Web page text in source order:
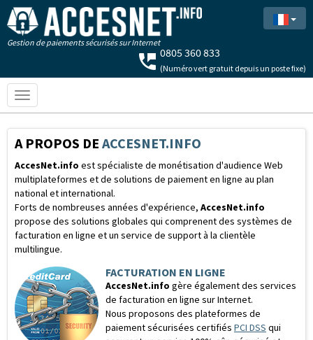
Gestion de paiements sécurisés sur Internet
(Numéro vert gratuit depuis un poste fixe)
Toggle
navigation
A PROPOS DE ACCESNET.INFO
AccesNet.info est spécialiste de monétisation d'audience Web
multiplateformes et de solutions de paiement en ligne au plan
national et international.
Forts de nombreuses années d'expérience, AccesNet.info
propose des solutions globales qui comprenent des systèmes de
facturation en ligne et un service de support à la clientèle
multilingue.
FACTURATION EN LIGNE
AccesNet.info gère également des services
de facturation en ligne sur Internet.
Nous proposons des plateformes de
paiement sécurisées certifiés PCI DSS qui